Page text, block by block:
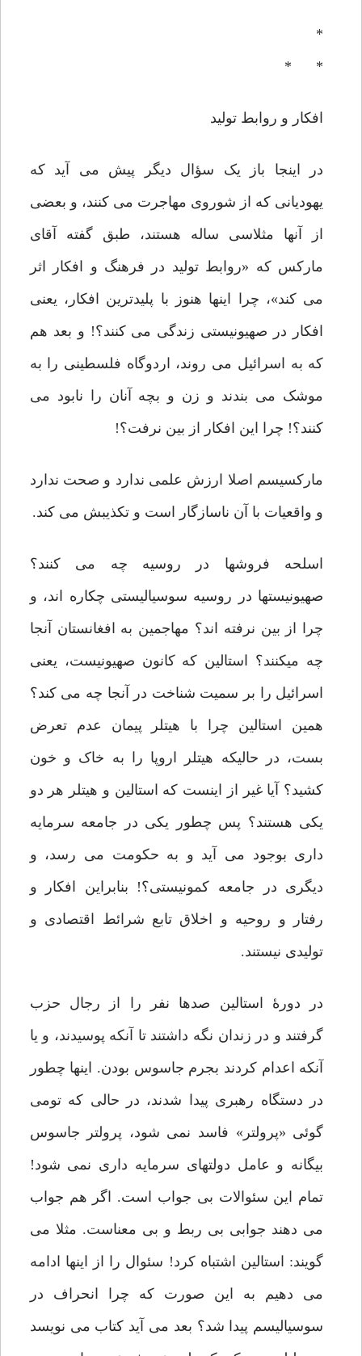
*
* *
افکار و روابط تولید
در اینجا باز یک سؤال دیگر پیش می آید که
یهودیانی که از شوروی مهاجرت می کنند، و بعضی
از آنها مثلاسی ساله هستند، طبق گفته آقای
مارکس که «روابط تولید در فرهنگ و افکار اثر
می کند»، چرا اینها هنوز با پلیدترین افکار، یعنی
افکار در صهیونیستی زندگی می کنند؟! و بعد هم
که به اسرائیل می روند، اردوگاه فلسطینی را به
موشک می بندند و زن و بچه آنان را نابود می
کنند؟! چرا این افکار از بین نرفت؟!
مارکسیسم اصلا ارزش علمی ندارد و صحت ندارد
و واقعیات با آن ناسازگار است و تکذیبش می کند.
اسلحه فروشها در روسیه چه می کنند؟
صهیونیستها در روسیه سوسیالیستی چکاره اند، و
چرا از بین نرفته اند؟ مهاجمین به افغانستان آنجا
چه میکنند؟ استالین که کانون صهیونیست، یعنی
اسرائیل را بر سمیت شناخت در آنجا چه می کند؟
همین استالین چرا با هیتلر پیمان عدم تعرض
بست، در حالیکه هیتلر اروپا را به خاک و خون
کشید؟ آیا غیر از اینست که استالین و هیتلر هر دو
یکی هستند؟ پس چطور یکی در جامعه سرمایه
داری بوجود می آید و به حکومت می رسد، و
دیگری در جامعه کمونیستی؟! بنابراین افکار و
رفتار و روحیه و اخلاق تابع شرائط اقتصادی و
تولیدی نیستند.
در دورۀ استالین صدها نفر را از رجال حزب
گرفتند و در زندان نگه داشتند تا آنکه پوسیدند، و یا
آنکه اعدام کردند بجرم جاسوس بودن. اینها چطور
در دستگاه رهبری پیدا شدند، در حالی که تومی
گوئی «پرولتر» فاسد نمی شود، پرولتر جاسوس
بیگانه و عامل دولتهای سرمایه داری نمی شود!
تمام این سئوالات بی جواب است. اگر هم جواب
می دهند جوابی بی ربط و بی معناست. مثلا می
گویند: استالین اشتباه کرد! سئوال را از اینها ادامه
می دهیم به این صورت که چرا انحراف در
سوسیالیسم پیدا شد؟ بعد می آید کتاب می نویسد